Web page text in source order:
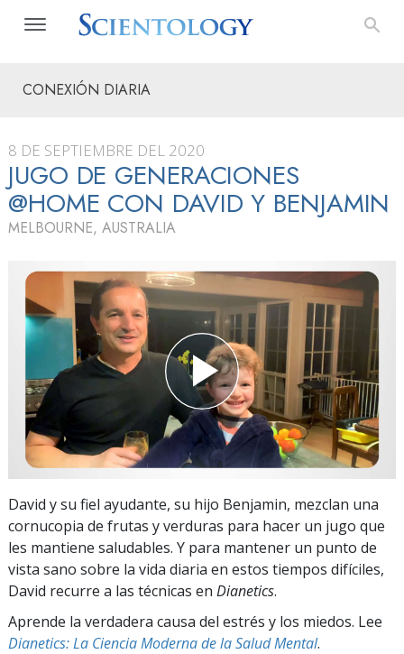
CONEXIÓN DIARIA
8 DE SEPTIEMBRE DEL 2020
JUGO DE GENERACIONES
@HOME CON DAVID Y BENJAMIN
MELBOURNE, AUSTRALIA
David y su fiel ayudante, su hijo Benjamin, mezclan una
cornucopia de frutas y verduras para hacer un jugo que
les mantiene saludables. Y para mantener un punto de
vista sano sobre la vida diaria en estos tiempos difíciles,
David recurre a las técnicas en Dianetics.
Aprende la verdadera causa del estrés y los miedos. Lee
Dianetics: La Ciencia Moderna de la Salud Mental.